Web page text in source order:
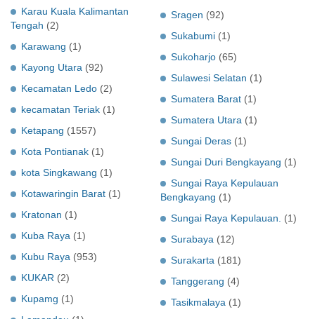
Karau Kuala Kalimantan
Tengah (2)
Karawang (1)
Kayong Utara (92)
Kecamatan Ledo (2)
kecamatan Teriak (1)
Ketapang (1557)
Kota Pontianak (1)
kota Singkawang (1)
Kotawaringin Barat (1)
Kratonan (1)
Kuba Raya (1)
Kubu Raya (953)
KUKAR (2)
Kupamg (1)
Sragen (92)
Sukabumi (1)
Sukoharjo (65)
Sulawesi Selatan (1)
Sumatera Barat (1)
Sumatera Utara (1)
Sungai Deras (1)
Sungai Duri Bengkayang (1)
Sungai Raya Kepulauan
Bengkayang (1)
Sungai Raya Kepulauan.
(1)
Surabaya (12)
Surakarta (181)
Tanggerang (4)
Tasikmalaya (1)